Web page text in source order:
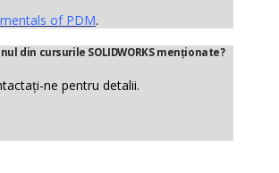
of PDM.
din cursurile SOLIDWORKS menționate?
ne pentru detalii.